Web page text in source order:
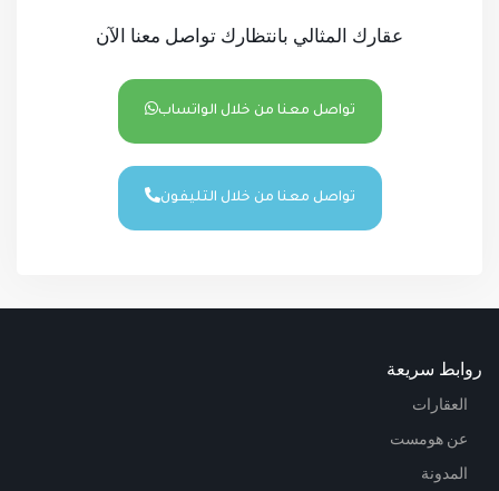
عقارك المثالي بانتظارك تواصل معنا الآن
تواصل معنا من خلال الواتساب
تواصل معنا من خلال التليفون
روابط سريعة
العقارات
عن هومست
المدونة